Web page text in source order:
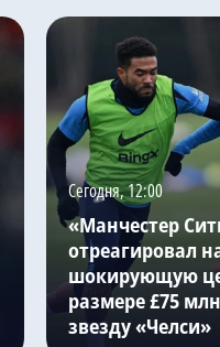
Сегодня, 12:00
«Манчестер
отреагировал
шокирующую
размере £75
звезду «Челси»